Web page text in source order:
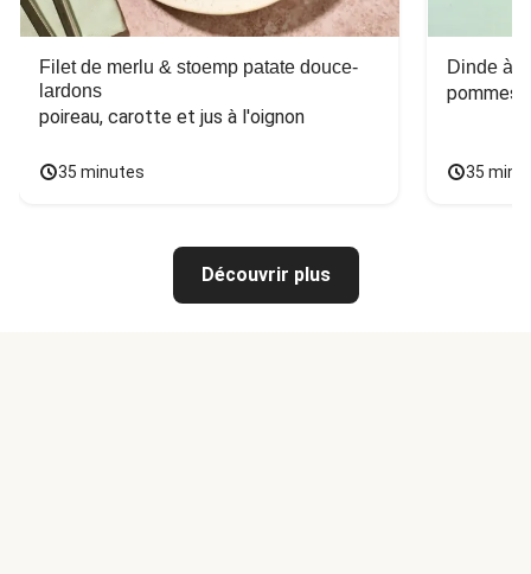
Filet de merlu & stoemp patate douce-
lardons
poireau, carotte et jus à l'oignon
35 minutes
Dinde à
pommes
35
Découvrir plus